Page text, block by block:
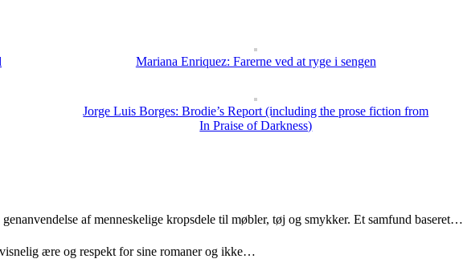
Mariana Enriquez: Farerne ved at ryge i sengen
Jorge Luis Borges: Brodie’s Report (including the prose fiction from
In Praise of Darkness)
af menneskelige kropsdele til møbler, tøj og smykker. Et samfund baseret…
ære og respekt for sine romaner og ikke…